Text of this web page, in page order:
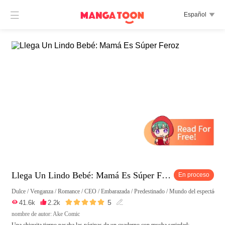
 Español 
Llega Un Lindo Bebé: Mamá Es Súper Feroz En proceso
Dulce /Venganza /Romance /CEO /Embarazada /Predestinado /Mundo del espectáculo
 41.6k  2.2k  5 
nombre de autor: Ake Comic